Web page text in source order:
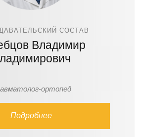
СОСТАВ
Владимир
ортопед
Подробнее